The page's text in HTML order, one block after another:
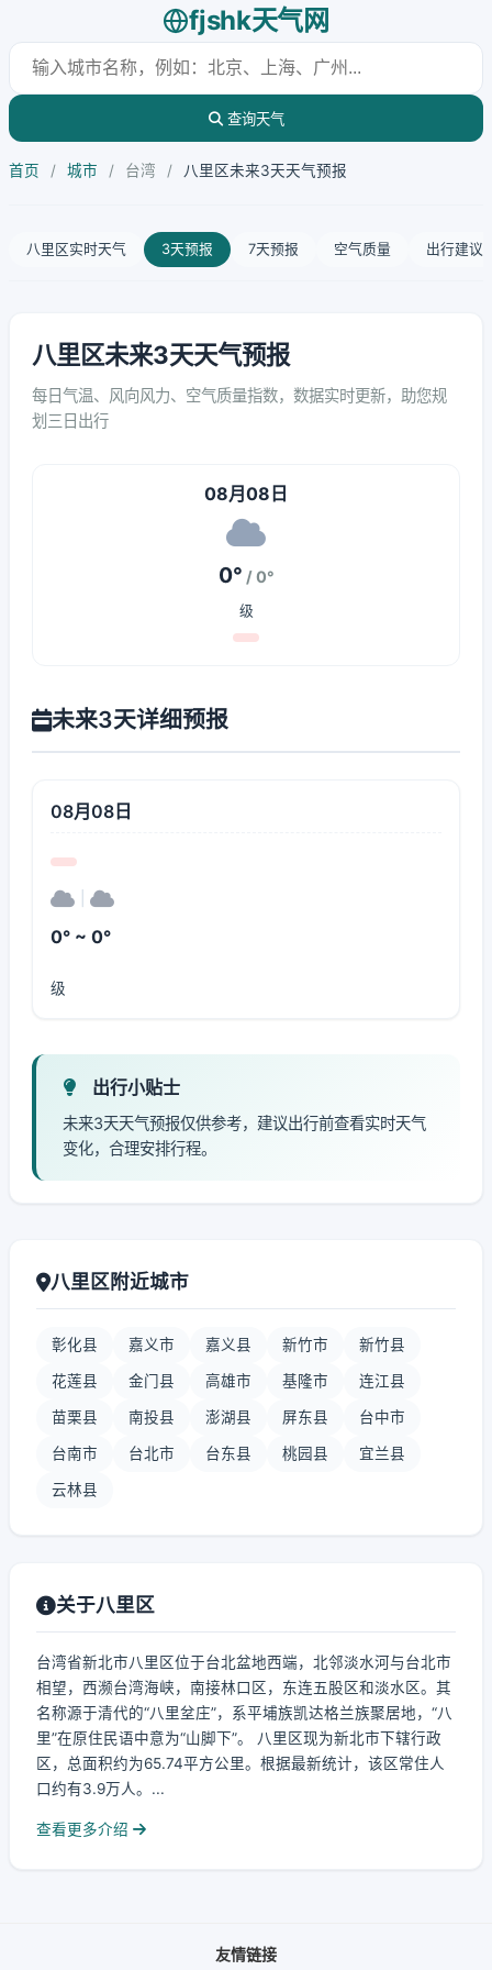
fjshk天气网
查询天气
首页 / 城市 / 台湾 / 八里区未来3天天气预报
八里区实时天气 3天预报 7天预报 空气质量 出行建议
八里区未来3天天气预报
每日气温、风向风力、空气质量指数，数据实时更新，助您规
划三日出行
08月08日
0° / 0°
级
未来3天详细预报
08月08日
0° ~ 0°
级
出行小贴士
未来3天天气预报仅供参考，建议出行前查看实时天气
变化，合理安排行程。
八里区附近城市
彰化县 嘉义市 嘉义县 新竹市 新竹县
花莲县 金门县 高雄市 基隆市 连江县
苗栗县 南投县 澎湖县 屏东县 台中市
台南市 台北市 台东县 桃园县 宜兰县
云林县
关于八里区
台湾省新北市八里区位于台北盆地西端，北邻淡水河与台北市
相望，西濒台湾海峡，南接林口区，东连五股区和淡水区。其
名称源于清代的“八里坌庄”，系平埔族凯达格兰族聚居地，“八
里”在原住民语中意为“山脚下”。 八里区现为新北市下辖行政
区，总面积约为65.74平方公里。根据最新统计，该区常住人
口约有3.9万人。...
查看更多介绍
友情链接